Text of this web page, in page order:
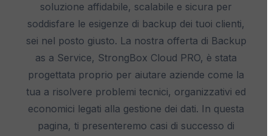
soluzione affidabile, scalabile e sicura per
soddisfare le esigenze di backup dei tuoi clienti,
sei nel posto giusto. La nostra offerta di Backup
as a Service, StrongBox Cloud PRO, è stata
progettata proprio per aiutare aziende come la
tua a risolvere problemi tecnici, organizzativi ed
economici legati alla gestione dei dati. In questa
pagina, ti presenteremo casi di successo di